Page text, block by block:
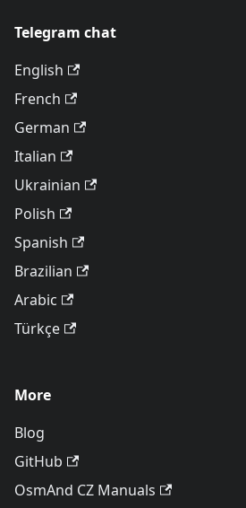
Telegram chat
English
French
German
Italian
Ukrainian
Polish
Spanish
Brazilian
Arabic
Türkçe
More
Blog
GitHub
OsmAnd CZ Manuals